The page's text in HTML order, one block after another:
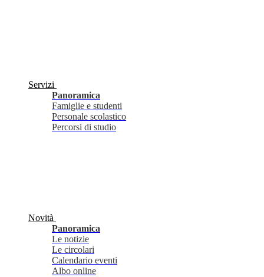
Servizi
Panoramica
Famiglie e studenti
Personale scolastico
Percorsi di studio
Novità
Panoramica
Le notizie
Le circolari
Calendario eventi
Albo online